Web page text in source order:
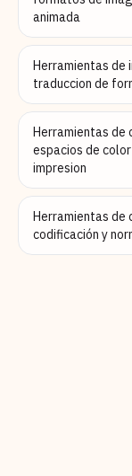
animada
Herramientas de
traduccion de
Herramientas de
espacios de
impresion
Herramientas de
codificación y